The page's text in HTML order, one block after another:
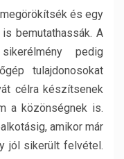
és egy
bemutathassák. A
pedig
tulajdonosokat
célra készítsenek
a közönségnek is.
amikor már
jól sikerült felvétel.